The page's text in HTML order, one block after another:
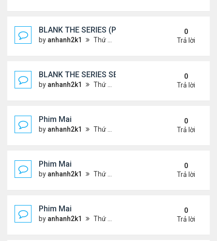
BLANK THE SERIES (PHẦN 2)
by anhanh2k1 Thứ 6 Tháng 5 24, 2024 1:53 am
0
Trả lời
BLANK THE SERIES SEASON 2 (2024)
by anhanh2k1 Thứ 5 Tháng 5 23, 2024 1:03 am
0
Trả lời
Phim Mai
by anhanh2k1 Thứ 3 Tháng 5 21, 2024 1:06 am
0
Trả lời
Phim Mai
by anhanh2k1 Thứ 2 Tháng 5 20, 2024 2:03 am
0
Trả lời
Phim Mai
by anhanh2k1 Thứ 6 Tháng 5 17, 2024 9:42 pm
0
Trả lời